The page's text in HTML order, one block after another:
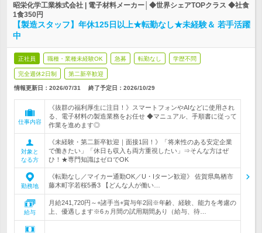
昭栄化学工業株式会社 | 電子材料メーカー│◆世界シェアTOPクラス ◆社食
1食350円
【製造スタッフ】年休125日以上★転勤なし★未経験＆ 若手活躍
中
正社員 職種・業種未経験OK 急募 転勤なし 学歴不問
完全週休2日制 第二新卒歓迎
情報更新日：2026/07/31 終了予定日： 2026/10/29
仕事内容
《抜群の福利厚生に注目！》スマートフォンやAIなどに使用され
る、電子材料の製造業務をお任せ ◆マニュアル、手順書に従って
作業を進めます◎
対象と
なる方
《未経験・第二新卒歓迎｜面接1回！》「将来性のある安定企業
で働きたい」「休日も収入も両方重視したい」⇒そんな方はぜ
ひ！★専門知識はゼロでOK
勤務地
《転勤なし／マイカー通勤OK／U・Iターン歓迎》 佐賀県鳥栖市
藤木町字若桜5番3 【どんな人が働い…
給与
月給241,720円～+諸手当+賞与年2回※年齢、経験、能力を考慮の
上、優遇します※6ヵ月間の試用期間あり（給与、待…